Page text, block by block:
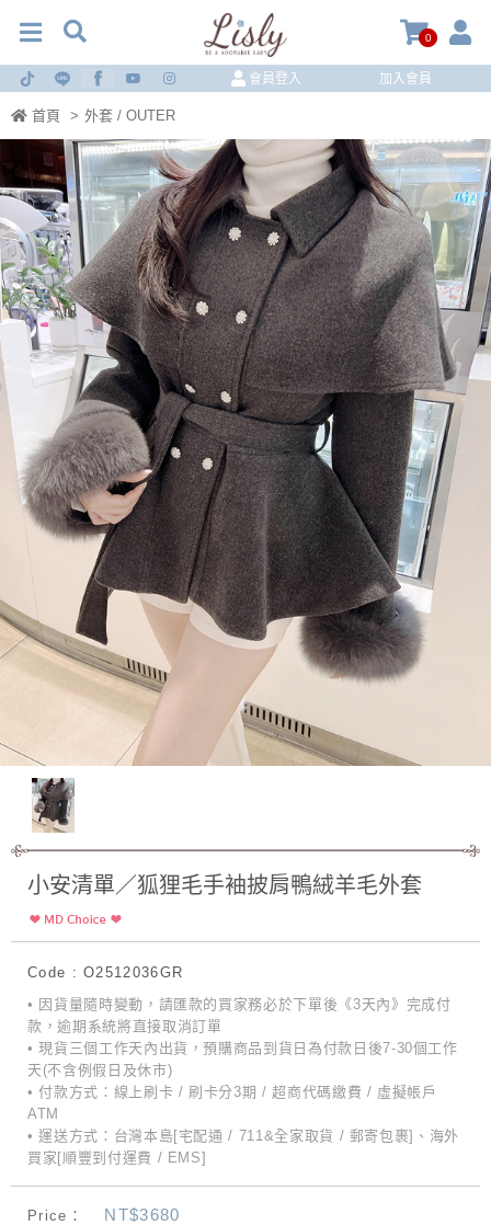
0
會員登入 加入會員
首頁 > 外套 / OUTER
小安清單／狐狸毛手袖披肩鴨絨羊毛外套
Code : O2512036GR
• 因貨量隨時變動，請匯款的買家務必於下單後《3天內》完成付
款，逾期系統將直接取消訂單
• 現貨三個工作天內出貨，預購商品到貨日為付款日後7-30個工作
天(不含例假日及休市)
• 付款方式：線上刷卡 / 刷卡分3期 / 超商代碼繳費 / 虛擬帳戶
ATM
• 運送方式：台灣本島[宅配通 / 711&全家取貨 / 郵寄包裹]、海外
買家[順豐到付運費 / EMS]
Price： NT$3680